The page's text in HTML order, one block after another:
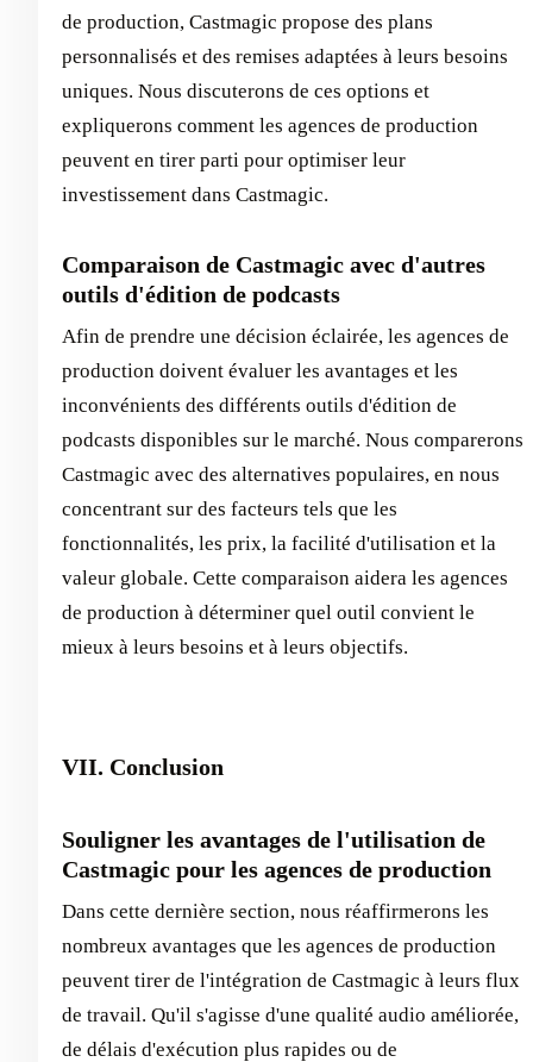
de production, Castmagic propose des plans
personnalisés et des remises adaptées à leurs besoins
uniques. Nous discuterons de ces options et
expliquerons comment les agences de production
peuvent en tirer parti pour optimiser leur
investissement dans Castmagic.
Comparaison de Castmagic avec d'autres
outils d'édition de podcasts
Afin de prendre une décision éclairée, les agences de
production doivent évaluer les avantages et les
inconvénients des différents outils d'édition de
podcasts disponibles sur le marché. Nous comparerons
Castmagic avec des alternatives populaires, en nous
concentrant sur des facteurs tels que les
fonctionnalités, les prix, la facilité d'utilisation et la
valeur globale. Cette comparaison aidera les agences
de production à déterminer quel outil convient le
mieux à leurs besoins et à leurs objectifs.
VII. Conclusion
Souligner les avantages de l'utilisation de
Castmagic pour les agences de production
Dans cette dernière section, nous réaffirmerons les
nombreux avantages que les agences de production
peuvent tirer de l'intégration de Castmagic à leurs flux
de travail. Qu'il s'agisse d'une qualité audio améliorée,
de délais d'exécution plus rapides ou de